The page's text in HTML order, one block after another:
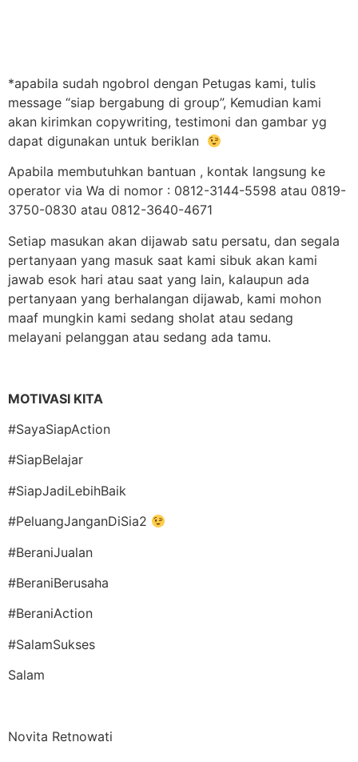
*apabila sudah ngobrol dengan Petugas kami, tulis
message “siap bergabung di group”, Kemudian kami
akan kirimkan copywriting, testimoni dan gambar yg
dapat digunakan untuk beriklan
Apabila membutuhkan bantuan , kontak langsung ke
operator via Wa di nomor : 0812-3144-5598 atau 0819-
3750-0830 atau 0812-3640-4671
Setiap masukan akan dijawab satu persatu, dan segala
pertanyaan yang masuk saat kami sibuk akan kami
jawab esok hari atau saat yang lain, kalaupun ada
pertanyaan yang berhalangan dijawab, kami mohon
maaf mungkin kami sedang sholat atau sedang
melayani pelanggan atau sedang ada tamu.
MOTIVASI KITA
#SayaSiapAction
#SiapBelajar
#SiapJadiLebihBaik
#PeluangJanganDiSia2
#BeraniJualan
#BeraniBerusaha
#BeraniAction
#SalamSukses
Salam
Novita Retnowati